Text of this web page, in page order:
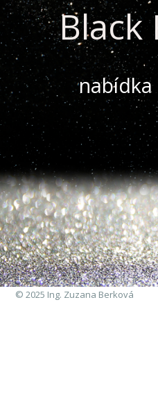
Black
nabídka
© 2025 Ing. Zuzana Berková